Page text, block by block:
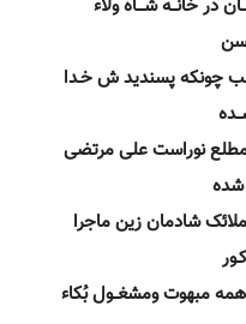
شـــاه ولاء
پسندید ش خـدا
علی مرتضی
شده
زین ماجرا
ومشغــول بُکاء